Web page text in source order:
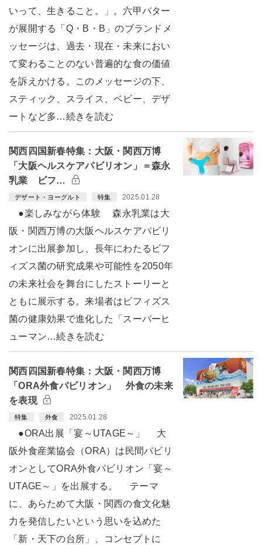
いって、生きること。」。六甲バター
が展開する「Q・B・B」のブランドメ
ッセージは、過去・現在・未来におい
て変わることのない普遍的な食の価値
を訴えかける。このメッセージの下、
スティック、スライス、ベビー、デザ
ートなど多…続きを読む
関西四国新春特集：大阪・関西万博
「大阪ヘルスケアパビリオン」＝森永
乳業 ビフ…
デザート・ヨーグルト 特集 2025.01.28
●楽しみながら体験 森永乳業は大
阪・関西万博の大阪ヘルスケアパビリ
オンに出展参加し、長年にわたるビフ
ィズス菌の研究成果や可能性を2050年
の未来社会を舞台にしたストーリーと
ともに展示する。来場者はビフィズス
菌の健康効果で進化した「スーパーヒ
ューマン…続きを読む
関西四国新春特集：大阪・関西万博
「ORA外食パビリオン」 外食の未来
を表現
特集 外食 2025.01.28
●ORA出展「宴～UTAGE～」 大
阪外食産業協会（ORA）は民間パビリ
オンとしてORA外食パビリオン「宴～
UTAGE～」を出展する。 テーマ
に、あらためて大阪・関西の食文化魅
力を発信したいという思いを込めた
「新・天下の台所」、コンセプトに